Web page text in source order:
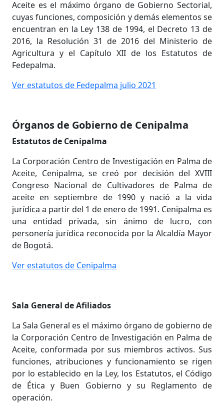
Aceite es el máximo órgano de Gobierno Sectorial,
cuyas funciones, composición y demás elementos se
encuentran en la Ley 138 de 1994, el Decreto 13 de
2016, la Resolución 31 de 2016 del Ministerio de
Agricultura y el Capítulo XII de los Estatutos de
Fedepalma.
Ver estatutos de Fedepalma julio 2021
Órganos de Gobierno de Cenipalma
Estatutos de Cenipalma
La Corporación Centro de Investigación en Palma de
Aceite, Cenipalma, se creó por decisión del XVIII
Congreso Nacional de Cultivadores de Palma de
aceite en septiembre de 1990 y nació a la vida
jurídica a partir del 1 de enero de 1991. Cenipalma es
una entidad privada, sin ánimo de lucro, con
personería jurídica reconocida por la Alcaldía Mayor
de Bogotá.
Ver estatutos de Cenipalma
Sala General de Afiliados
La Sala General es el máximo órgano de gobierno de
la Corporación Centro de Investigación en Palma de
Aceite, conformada por sus miembros activos. Sus
funciones, atribuciones y funcionamiento se rigen
por lo establecido en la Ley, los Estatutos, el Código
de Ética y Buen Gobierno y su Reglamento de
operación.